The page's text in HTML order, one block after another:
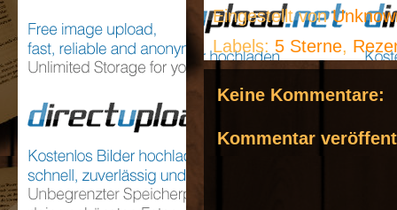
Eingestellt von
Labels: 5 Sterne,
Keine Kommentare:
Kommentar